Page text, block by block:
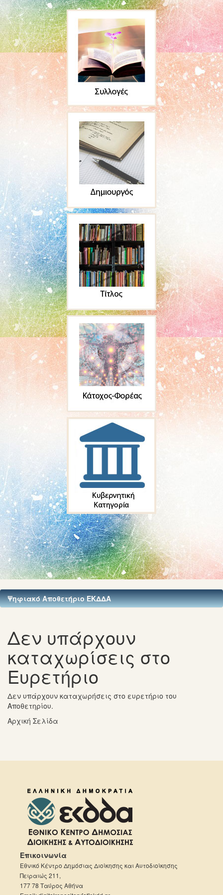
Ψηφιακό Αποθετήριο ΕΚΔΔΑ
Δεν υπάρχουν
καταχωρίσεις στο
Ευρετήριο
Δεν υπάρχουν καταχωρήσεις στο ευρετήριο του
Αποθετηρίου.
Αρχική Σελίδα
Επικοινωνία
Εθνικό Κέντρο Δημόσιας Διοίκησης και Αυτοδιοίκησης
Πειραιώς 211,
177 78 Ταύρος Αθήνα